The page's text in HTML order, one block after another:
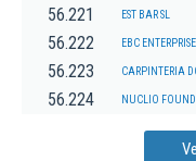
56.221 EST BAR SL
56.222 EBC
56.223 CARPINTERIA
56.224 NUCLIO